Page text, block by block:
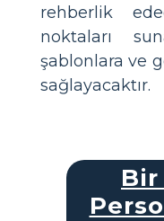
rehberlik
noktaları
şablonlara ve
sağlayacaktır.
Bir